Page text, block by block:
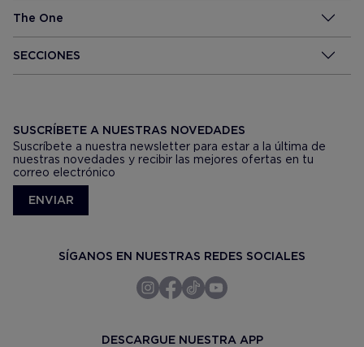
The One
SECCIONES
SUSCRÍBETE A NUESTRAS NOVEDADES
Suscríbete a nuestra newsletter para estar a la última de
nuestras novedades y recibir las mejores ofertas en tu
correo electrónico
ENVIAR
SÍGANOS EN NUESTRAS REDES SOCIALES
DESCARGUE NUESTRA APP